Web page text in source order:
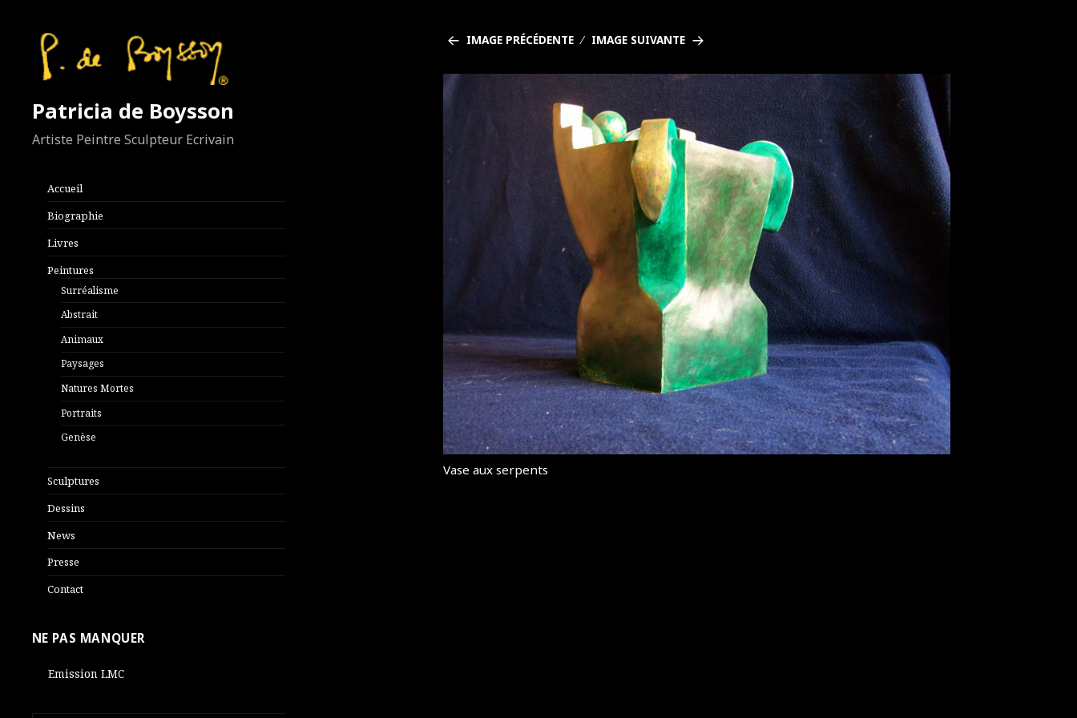
Patricia de Boysson
Artiste Peintre Sculpteur Ecrivain
Accueil
Biographie
Livres
Peintures
Surréalisme
Abstrait
Animaux
Paysages
Natures Mortes
Portraits
Genèse
Sculptures
Dessins
News
Presse
Contact
NE PAS MANQUER
Emission LMC
IMAGE PRÉCÉDENTE IMAGE SUIVANTE
Vase aux serpents